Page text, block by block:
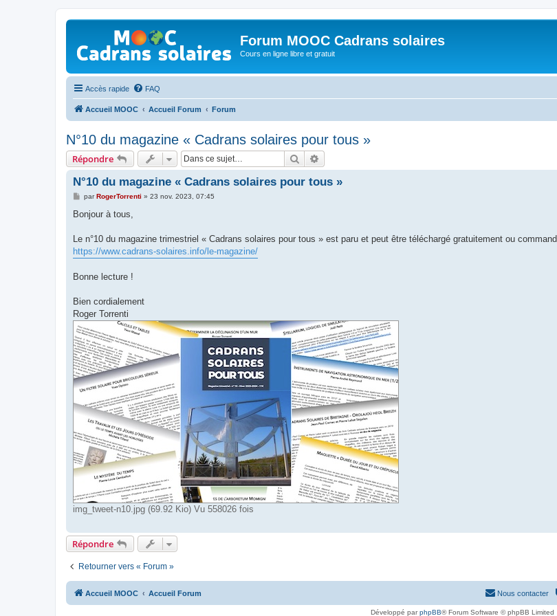
Forum MOOC Cadrans solaires
Cours en ligne libre et gratuit
Accès rapide FAQ
Accueil MOOC Accueil Forum Forum
N°10 du magazine « Cadrans solaires pour tous »
Répondre Rechercher
N°10 du magazine « Cadrans solaires pour tous »
M
s
g
parRogerTorrenti » 23 nov. 2023, 07:45
Bonjour à tous,
Le n°10 du magazine trimestriel « Cadrans solaires pour tous » est paru et peut être téléchargé gratuitement ou
https://www.cadrans-solaires.info/le-magazine/
Bonne lecture !
Bien cordialement
Roger Torrenti
img_tweet-n10.jpg (69.92 Kio) Vu 558026 fois
Répondre
Retourner vers « Forum »
Accueil MOOC Accueil Forum Nous contacter
Développé parphpBB® Forum Software © phpBB Limited